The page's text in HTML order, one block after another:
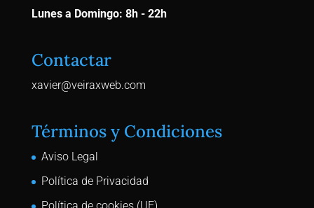
Lunes a Domingo: 8h - 22h
Contactar
xavier@veiraxweb.com
Términos y Condiciones
Aviso Legal
Política de Privacidad